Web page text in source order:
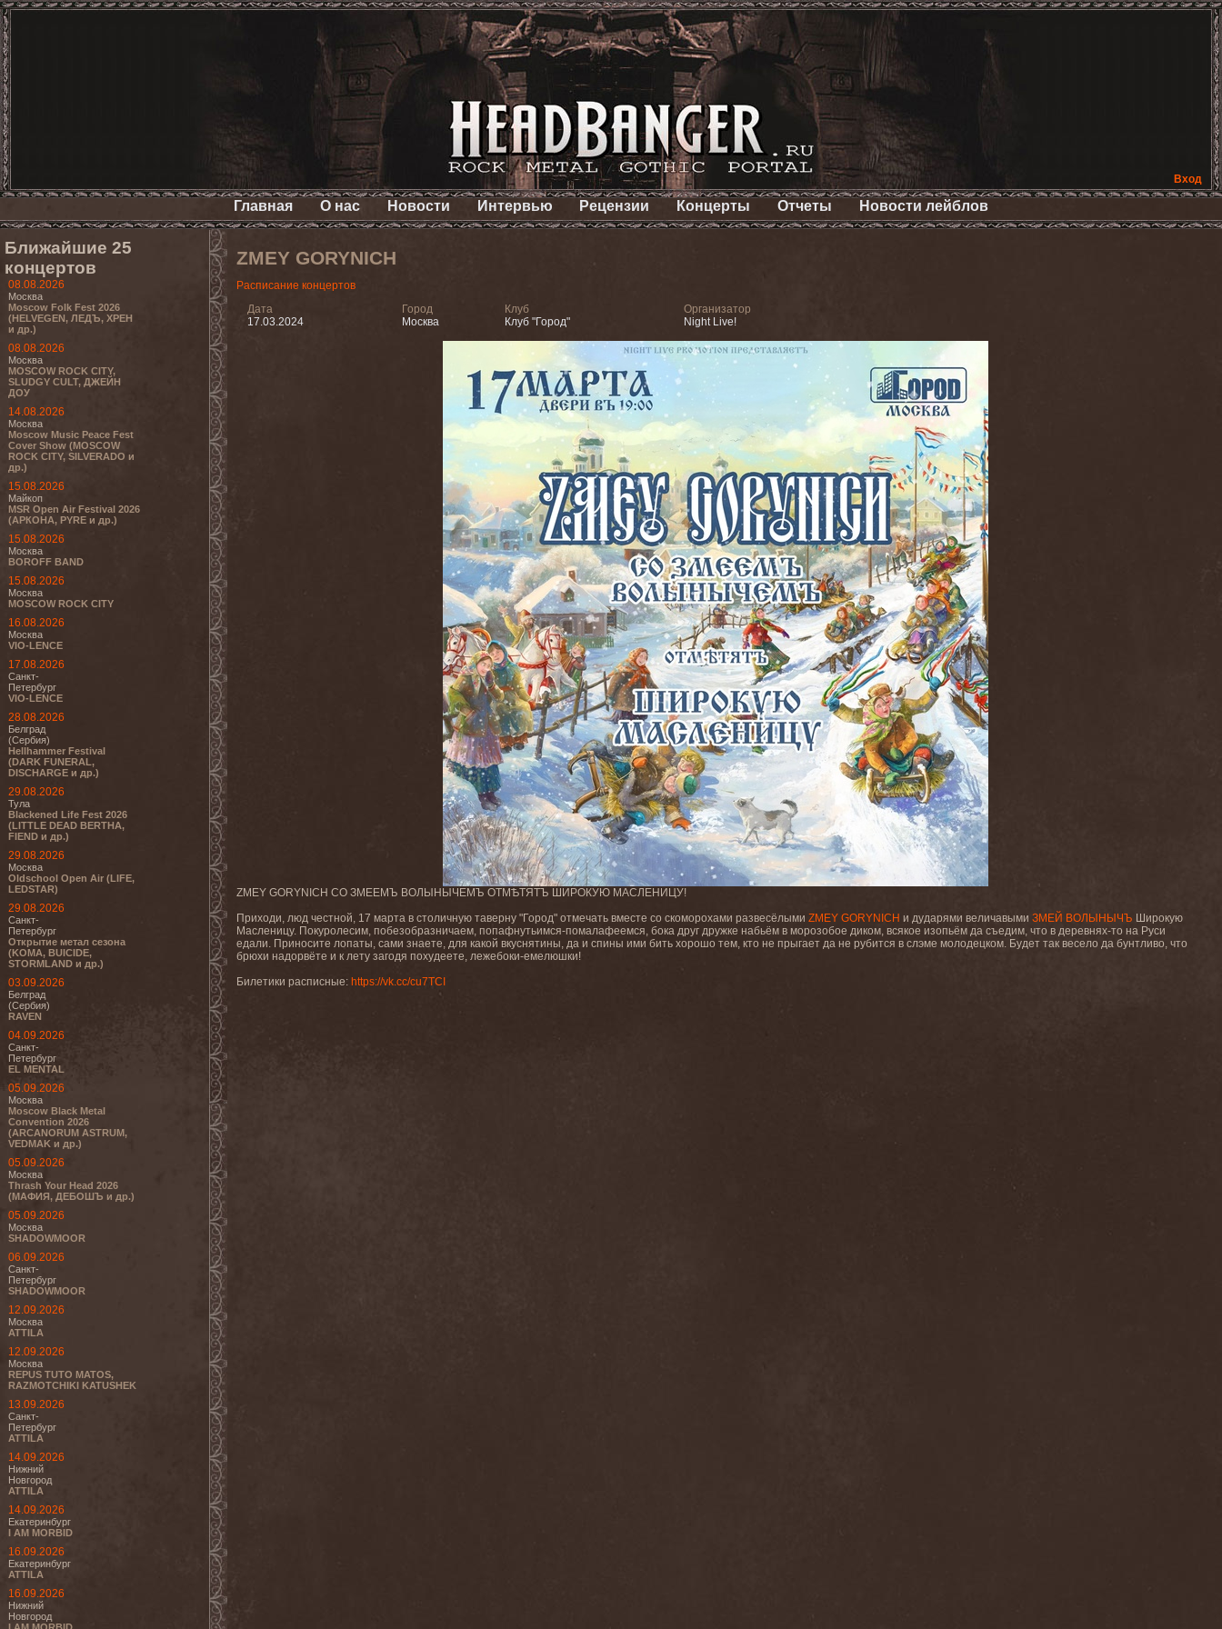
Вход
Главная О нас Новости Интервью Рецензии Концерты Отчеты Новости лейблов
Ближайшие 25
концертов
08.08.2026
Москва
Moscow Folk Fest 2026
(HELVEGEN, ЛЕДЪ, ХРЕН
и др.)
08.08.2026
Москва
MOSCOW ROCK CITY,
SLUDGY CULT, ДЖЕЙН
ДОУ
14.08.2026
Москва
Moscow Music Peace Fest
Cover Show (MOSCOW
ROCK CITY, SILVERADO и
др.)
15.08.2026
Майкоп
MSR Open Air Festival 2026
(АРКОНА, PYRE и др.)
15.08.2026
Москва
BOROFF BAND
15.08.2026
Москва
MOSCOW ROCK CITY
16.08.2026
Москва
VIO-LENCE
17.08.2026
Санкт-
Петербург
VIO-LENCE
28.08.2026
Белград
(Сербия)
Hellhammer Festival
(DARK FUNERAL,
DISCHARGE и др.)
29.08.2026
Тула
Blackened Life Fest 2026
(LITTLE DEAD BERTHA,
FIEND и др.)
29.08.2026
Москва
Oldschool Open Air (LIFE,
LEDSTAR)
29.08.2026
Санкт-
Петербург
Открытие метал сезона
(KOMA, BUICIDE,
STORMLAND и др.)
03.09.2026
Белград
(Сербия)
RAVEN
04.09.2026
Санкт-
Петербург
EL MENTAL
05.09.2026
Москва
Moscow Black Metal
Convention 2026
(ARCANORUM ASTRUM,
VEDMAK и др.)
05.09.2026
Москва
Thrash Your Head 2026
(МАФИЯ, ДЕБОШЪ и др.)
05.09.2026
Москва
SHADOWMOOR
06.09.2026
Санкт-
Петербург
SHADOWMOOR
12.09.2026
Москва
ATTILA
12.09.2026
Москва
REPUS TUTO MATOS,
RAZMOTCHIKI KATUSHEK
13.09.2026
Санкт-
Петербург
ATTILA
14.09.2026
Нижний
Новгород
ATTILA
14.09.2026
Екатеринбург
I AM MORBID
16.09.2026
Екатеринбург
ATTILA
16.09.2026
Нижний
Новгород
ZMEY GORYNICH
Расписание концертов
Дата
17.03.2024
Город
Москва
Клуб
Клуб "Город"
Организатор
Night Live!
ZMEY GORYNICH СО ЗМЕЕМЪ ВОЛЫНЫЧЕМЪ ОТМѢТЯТЪ ШИРОКУЮ МАСЛЕНИЦУ!
Приходи, люд честной, 17 марта в столичную таверну "Город" отмечать вместе со скоморохами развесёлыми ZMEY GORYNICH и дударями величавыми ЗМЕЙ ВОЛЫНЫЧЪ Широкую
Масленицу. Покуролесим, побезобразничаем, попафнутьимся-помалафеемся, бока друг дружке набьём в морозобое диком, всякое изопьём да съедим, что в деревнях-то на Руси
едали. Приносите лопаты, сами знаете, для какой вкуснятины, да и спины ими бить хорошо тем, кто не прыгает да не рубится в слэме молодецком. Будет так весело да бунтливо, что
брюхи надорвёте и к лету загодя похудеете, лежебоки-емелюшки!
Билетики расписные: https://vk.cc/cu7TCI